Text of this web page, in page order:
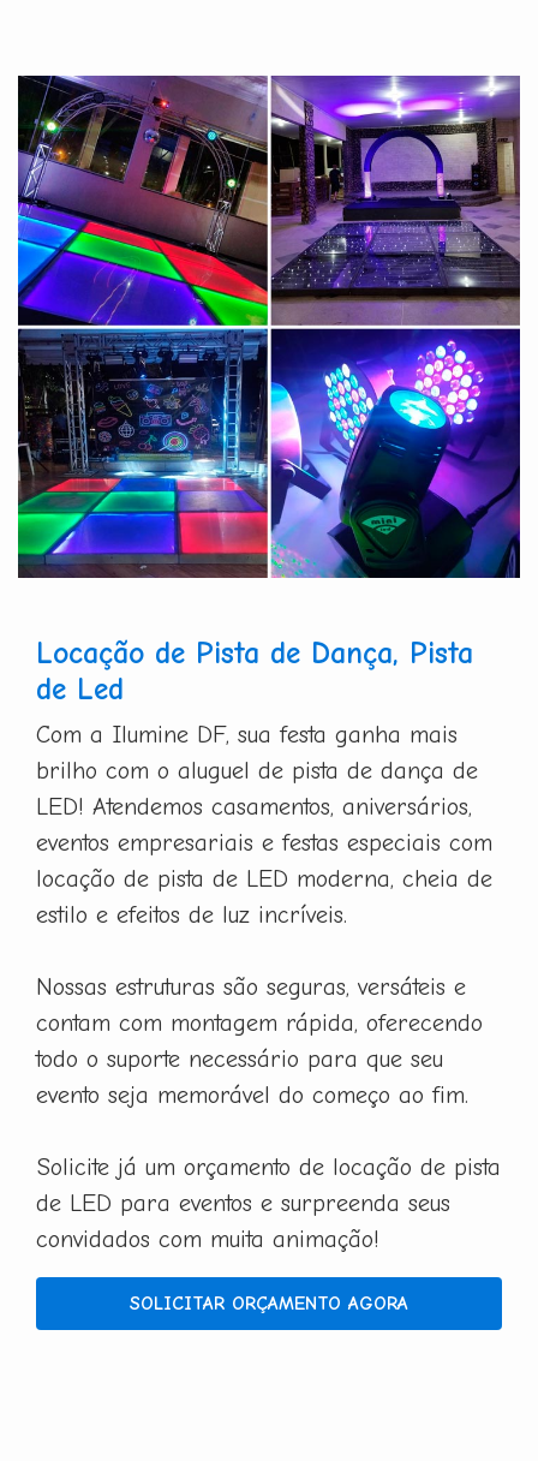
Locação de Pista de Dança, Pista
de Led
Com a Ilumine DF, sua festa ganha mais
brilho com o aluguel de pista de dança de
LED! Atendemos casamentos, aniversários,
eventos empresariais e festas especiais com
locação de pista de LED moderna, cheia de
estilo e efeitos de luz incríveis.
Nossas estruturas são seguras, versáteis e
contam com montagem rápida, oferecendo
todo o suporte necessário para que seu
evento seja memorável do começo ao fim.
Solicite já um orçamento de locação de pista
de LED para eventos e surpreenda seus
convidados com muita animação!
SOLICITAR ORÇAMENTO AGORA